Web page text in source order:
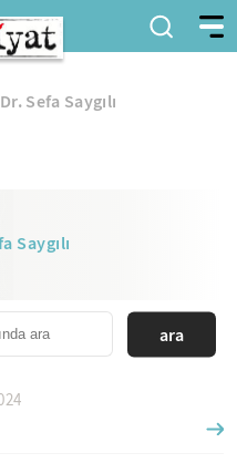
Sefa Saygılı
Saygılı
ara